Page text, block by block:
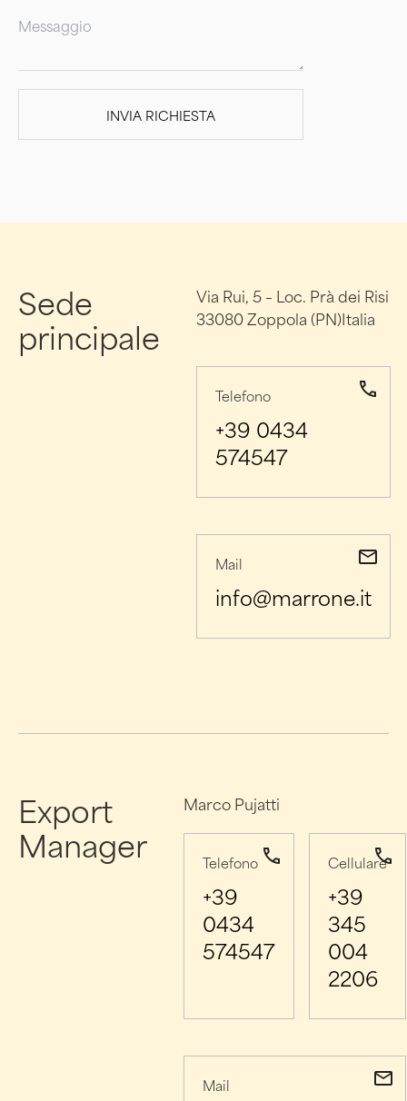
Messaggio
Sede
principale
Via Rui, 5 – Loc. Prà dei Risi
33080 Zoppola (PN)Italia
Telefono
+39 0434
574547
Mail
info@marrone.it
Export
Manager
Marco Pujatti
Telefono
+39
0434
574547
Cellulare
+39
345
004
2206
Mail